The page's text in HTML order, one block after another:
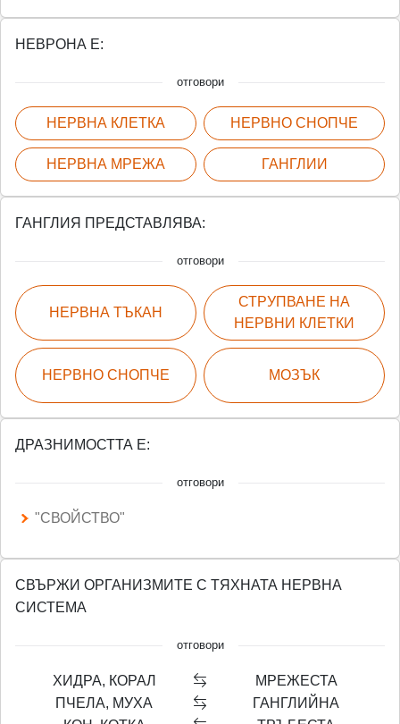
НЕВРОНА Е:
отговори
НЕРВНА КЛЕТКА
НЕРВНА МРЕЖА
НЕРВНО СНОПЧЕ
ГАНГЛИИ
ГАНГЛИЯ ПРЕДСТАВЛЯВА:
отговори
НЕРВНА ТЪКАН
НЕРВНО СНОПЧЕ
СТРУПВАНЕ НА
НЕРВНИ КЛЕТКИ
МОЗЪК
ДРАЗНИМОСТТА Е:
отговори
"СВОЙСТВО"
СВЪРЖИ ОРГАНИЗМИТЕ С ТЯХНАТА НЕРВНА
СИСТЕМА
отговори
ХИДРА, КОРАЛ
МРЕЖЕСТА
ПЧЕЛА, МУХА
ГАНГЛИЙНА